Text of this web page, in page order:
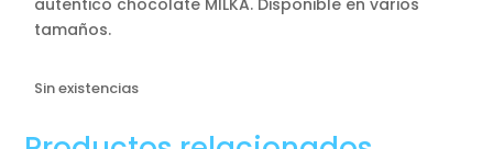
autentico chocolate MILKA. Disponible en varios
tamaños.
Sin existencias